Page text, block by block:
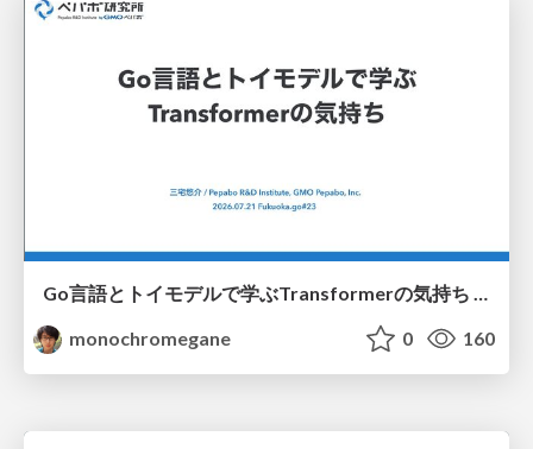
Go言語とトイモデルで学ぶTransformerの気持ち / fukuokago23-transformer
monochromegane
0 160